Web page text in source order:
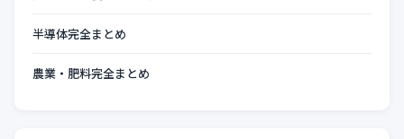
半導体完全まとめ
農業・肥料完全まとめ